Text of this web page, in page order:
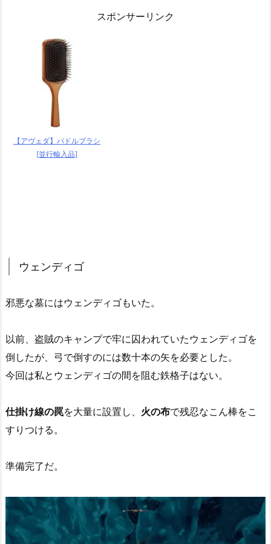
スポンサーリンク
【アヴェダ】パドルブラシ
[並行輸入品]
ウェンディゴ
邪悪な墓にはウェンディゴもいた。
以前、盗賊のキャンプで牢に囚われていたウェンディゴを
倒したが、弓で倒すのには数十本の矢を必要とした。
今回は私とウェンディゴの間を阻む鉄格子はない。
仕掛け線の罠を大量に設置し、 火の布で残忍なこん棒をこ
すりつける。
準備完了だ。